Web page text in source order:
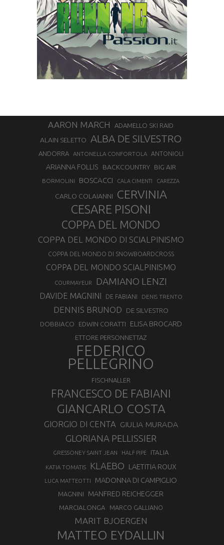
AARON MARCH ADAMELLO SKI RAID
ALAIN SELETTO ALBA DE SILVESTRO
ANDORRA ANTONELLA CONFORTOLA ANTONIOLI
ARIANNA FOLLIS BACKCOUNTRY BIG AIR
BORMOLINI BOSCACCI CALA CIMENTI CAREZZA
CARLO COLAIANNI CERVINIA
CESARE PISONI
COPPA DEL MONDO
COPPA DEL MONDO DI SCIALPINISMO
COPPA DEL MONDO DI SNOWBOARDCROSS
COPPA DEL MONDO SCIALPINISMO
COURMAYEUR DAMIANO LENZI
DAVIDE MAGNINI DE FABIANI DENIS TRENTO
DENNIS BRUNOD DE SILVESTRO
DOBBIACO EDWIN CORATTI ELISA BROCARD
ETTORE PERSONNETTAZ
FEDERICO
PELLEGRINO
FISCHNALLER
FRANCESCO DE FABIANI
GIANCARLO COSTA
GIORGIO DI CENTA GIULIA MURADA
GLORIANA PELLISSIER
GRESSONEY SAINT JEAN HALF PIPE ITALIA
KATIA TOMATIS KLAEBO LAETITIA ROUX
LUCA MATTEOTTI MADONNA DI CAMPIGLIO
MAGNINI MANFRED REICHEGGER
MARCIALONGA MARCO GALLIANO
MARIT BJOERGEN
MATTEO EYDALLIN